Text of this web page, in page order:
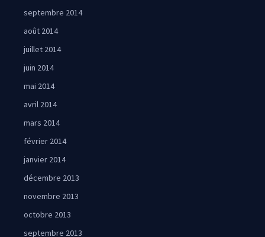
septembre 2014
août 2014
juillet 2014
juin 2014
mai 2014
avril 2014
mars 2014
février 2014
janvier 2014
décembre 2013
novembre 2013
octobre 2013
septembre 2013